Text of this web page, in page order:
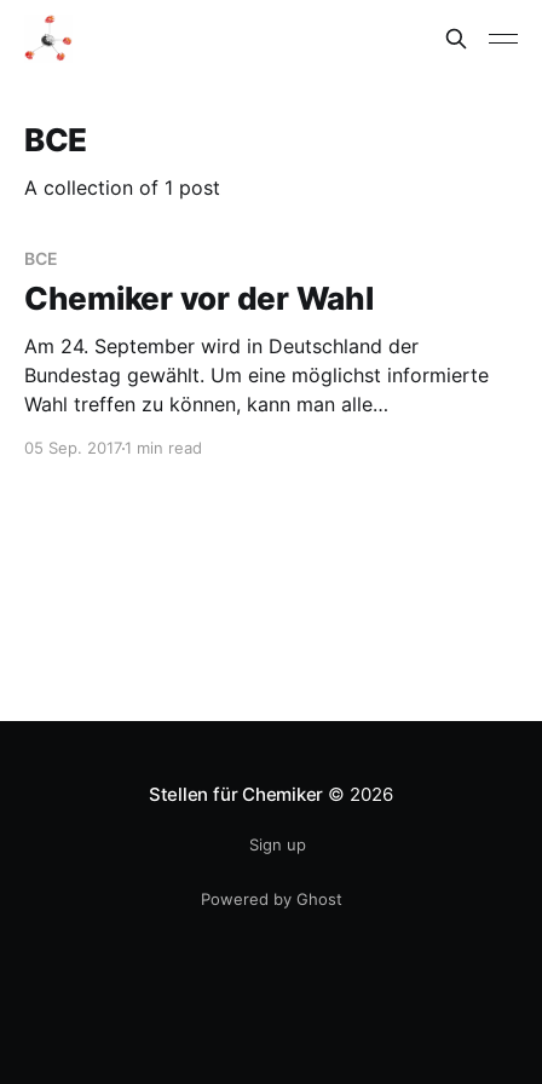
BCE
A collection of 1 post
BCE
Chemiker vor der Wahl
Am 24. September wird in Deutschland der
Bundestag gewählt. Um eine möglichst informierte
Wahl treffen zu können, kann man alle
benutzt andere Informationsquellen, wie z.B. den
05 Sep. 20171 min read
Stellen für Chemiker © 2026
Sign up
Powered by Ghost